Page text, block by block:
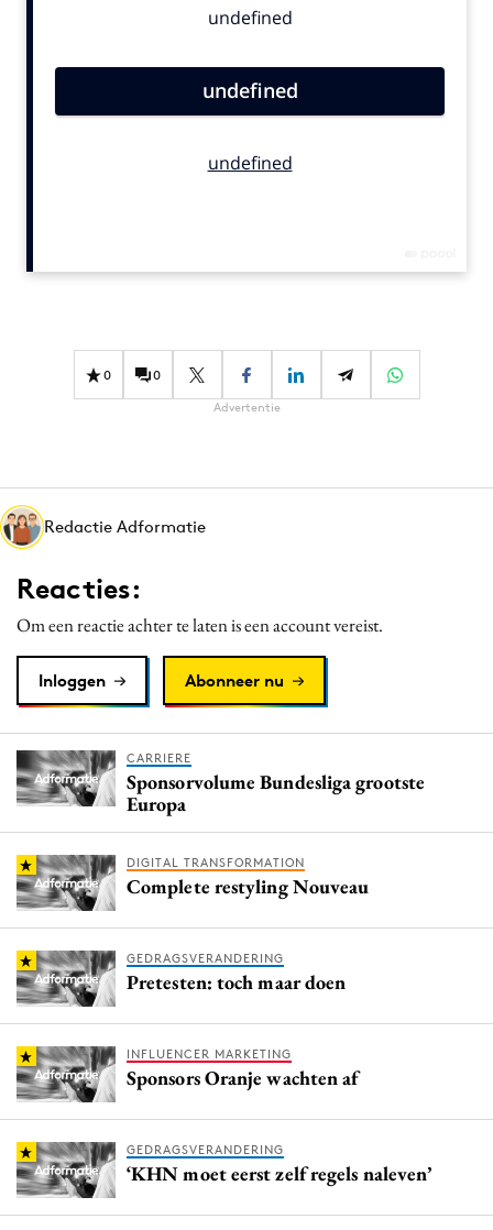
Contentmarketing
Effectiviteit
Gedragsverandering
Martech
Media
Merkstrategie
PR
Programmatic
Reputatie & crisis
0 0
Advertentie
Redactie Adformatie
Reacties:
Om een reactie achter te laten is een account vereist.
Inloggen Abonneer nu
CARRIERE
Sponsorvolume Bundesliga grootste
Europa
DIGITAL TRANSFORMATION
Complete restyling Nouveau
GEDRAGSVERANDERING
Pretesten: toch maar doen
INFLUENCER MARKETING
Sponsors Oranje wachten af
GEDRAGSVERANDERING
‘KHN moet eerst zelf regels naleven’